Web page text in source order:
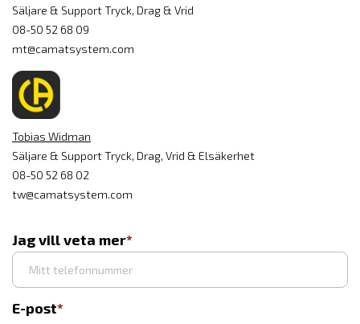
Säljare & Support Tryck, Drag & Vrid
08-50 52 68 09
mt@camatsystem.com
Tobias Widman
Säljare & Support Tryck, Drag, Vrid & Elsäkerhet
08-50 52 68 02
tw@camatsystem.com
Jag vill veta mer
E-post